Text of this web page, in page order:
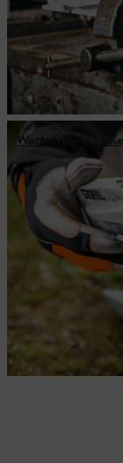
Wartung einer